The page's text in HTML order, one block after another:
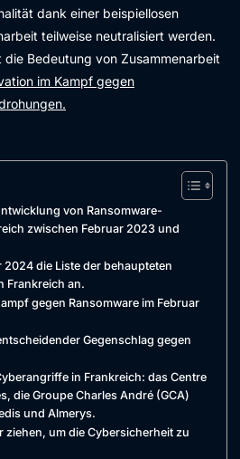
dank einer beispiellosen
teilweise neutralisiert werden.
Bedeutung von Zusammenarbeit
im Kampf gegen
von Ransomware-
zwischen Februar 2023 und
die Liste der behaupteten
Frankreich an.
gegen Ransomware im Februar
Gegenschlag gegen
in Frankreich: das Centre
die Groupe Charles André (GCA)
und Almerys.
ziehen, um die Cybersicherheit zu